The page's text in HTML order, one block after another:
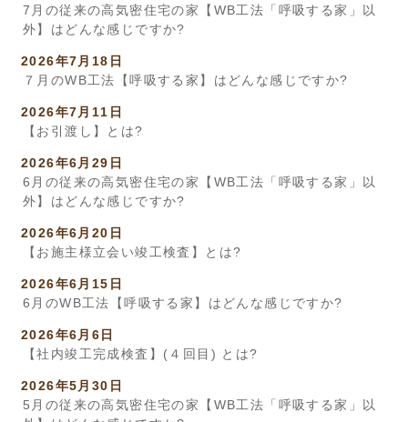
7月の従来の高気密住宅の家【WB工法「呼吸する家」以
外】はどんな感じですか?
2026年7月18日
７月のWB工法【呼吸する家】はどんな感じですか?
2026年7月11日
【お引渡し】とは?
2026年6月29日
6月の従来の高気密住宅の家【WB工法「呼吸する家」以
外】はどんな感じですか?
2026年6月20日
【お施主様立会い竣工検査】とは?
2026年6月15日
6月のWB工法【呼吸する家】はどんな感じですか?
2026年6月6日
【社内竣工完成検査】(４回目) とは?
2026年5月30日
5月の従来の高気密住宅の家【WB工法「呼吸する家」以